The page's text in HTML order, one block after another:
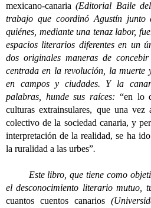
mexicano-canaria (Editorial Baile
trabajo que coordinó Agustín junto
quiénes, mediante una tenaz labor,
espacios literarios diferentes en un
dos originales maneras de
centrada en la revolución, la muerte
en campos y ciudades. Y la
palabras, hunde sus raíces: “en lo
culturas extrainsulares, que una vez
colectivo de la sociedad canaria, y
interpretación de la realidad, se ha
la ruralidad a las urbes”.
Este libro, que tiene como
el desconocimiento literario mutuo,
cuantos cuentos canarios